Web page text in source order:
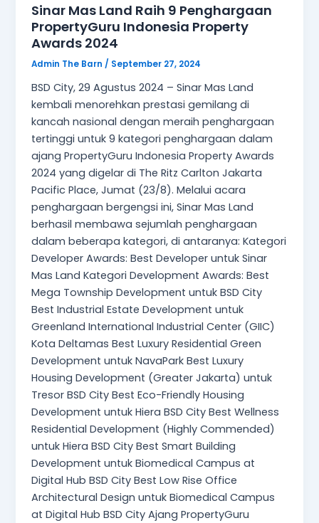
Sinar Mas Land Raih 9 Penghargaan
PropertyGuru Indonesia Property
Awards 2024
Admin The Barn/ September 27, 2024
BSD City, 29 Agustus 2024 – Sinar Mas Land
kembali menorehkan prestasi gemilang di
kancah nasional dengan meraih penghargaan
tertinggi untuk 9 kategori penghargaan dalam
ajang PropertyGuru Indonesia Property Awards
2024 yang digelar di The Ritz Carlton Jakarta
Pacific Place, Jumat (23/8). Melalui acara
penghargaan bergengsi ini, Sinar Mas Land
berhasil membawa sejumlah penghargaan
dalam beberapa kategori, di antaranya: Kategori
Developer Awards: Best Developer untuk Sinar
Mas Land Kategori Development Awards: Best
Mega Township Development untuk BSD City
Best Industrial Estate Development untuk
Greenland International Industrial Center (GIIC)
Kota Deltamas Best Luxury Residential Green
Development untuk NavaPark Best Luxury
Housing Development (Greater Jakarta) untuk
Tresor BSD City Best Eco-Friendly Housing
Development untuk Hiera BSD City Best Wellness
Residential Development (Highly Commended)
untuk Hiera BSD City Best Smart Building
Development untuk Biomedical Campus at
Digital Hub BSD City Best Low Rise Office
Architectural Design untuk Biomedical Campus
at Digital Hub BSD City Ajang PropertyGuru